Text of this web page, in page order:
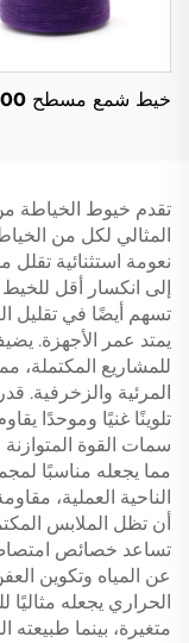
خيط شمع مسطح 400 جرام
تقدم خيوط الخياطة من
المثالي لكل من
نعومة استثنائية تقلل
إلى انكسار أقل
تسهم أيضًا في تقليل
يمتد عمر الأجهزة.
للمشاريع المكتملة،
المرئية والزخرفية.
تلوينًا غنيًا وموحدًا
سمات القوة
مما يجعله مناسبًا
أن تظل الملابس
تساعد خصائص امتصاص
عن المياه وتكوين
الحراري يجعله
متغيرة، بينما